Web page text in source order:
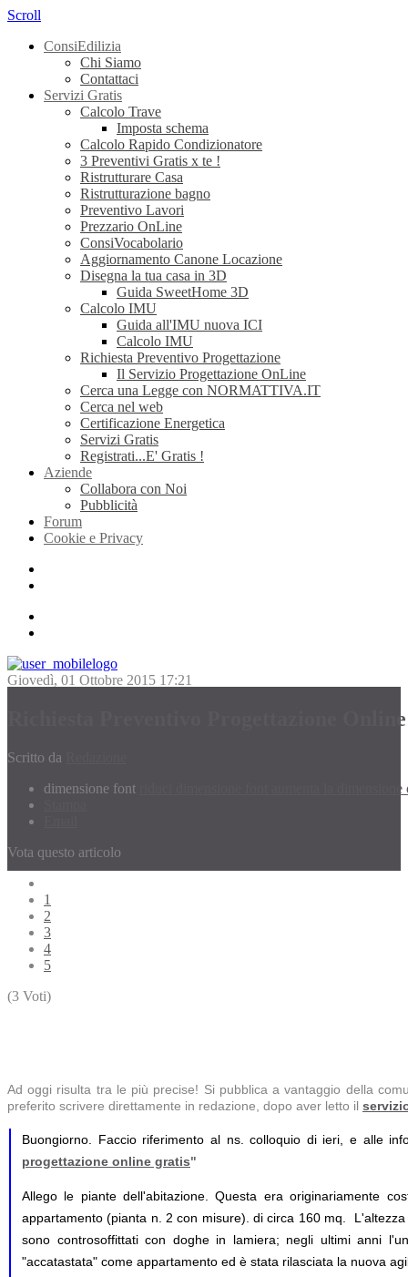
Scroll
ConsiEdilizia
Chi Siamo
Contattaci
Servizi Gratis
Calcolo Trave
Imposta schema
Calcolo Rapido Condizionatore
3 Preventivi Gratis x te !
Ristrutturare Casa
Ristrutturazione bagno
Preventivo Lavori
Prezzario OnLine
ConsiVocabolario
Aggiornamento Canone Locazione
Disegna la tua casa in 3D
Guida SweetHome 3D
Calcolo IMU
Guida all'IMU nuova ICI
Calcolo IMU
Richiesta Preventivo Progettazione
Il Servizio Progettazione OnLine
Cerca una Legge con NORMATTIVA.IT
Cerca nel web
Certificazione Energetica
Servizi Gratis
Registrati...E' Gratis !
Aziende
Collabora con Noi
Pubblicità
Forum
Cookie e Privacy
Giovedì, 01 Ottobre 2015 17:21
Richiesta Preventivo Progettazione
Scritto da
dimensione font
aumenta la
Vota questo articolo
1
2
3
4
5
(3 Voti)
Ad oggi risulta tra le più precise! Si pubblica a vantaggio della
preferito scrivere direttamente in redazione, dopo aver letto il
Buongiorno. Faccio riferimento al ns. colloquio di ieri, e alle
progettazione online gratis"
Allego le piante dell'abitazione. Questa era originariamente
appartamento (pianta n. 2 con misure). di circa 160 mq.
sono controsoffittati con doghe in lamiera; negli ultimi anni
"accatastata" come appartamento ed è stata rilasciata la nuova